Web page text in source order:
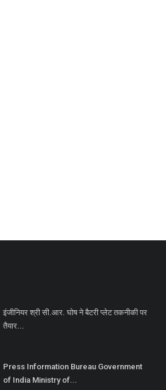
इंजीनियर श्री सी.आर. घोष ने बैटरी प्लेट तकनीकी पर
तैयार...
Press Information Bureau Government
of India Ministry of...